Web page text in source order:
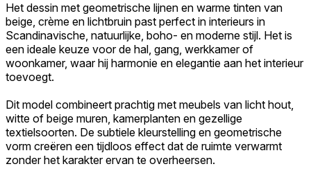
Het dessin met geometrische lijnen en warme tinten van
beige, crème en lichtbruin past perfect in interieurs in
Scandinavische, natuurlijke, boho- en moderne stijl. Het is
een ideale keuze voor de hal, gang, werkkamer of
woonkamer, waar hij harmonie en elegantie aan het interieur
toevoegt.
Dit model combineert prachtig met meubels van licht hout,
witte of beige muren, kamerplanten en gezellige
textielsoorten. De subtiele kleurstelling en geometrische
vorm creëren een tijdloos effect dat de ruimte verwarmt
zonder het karakter ervan te overheersen.